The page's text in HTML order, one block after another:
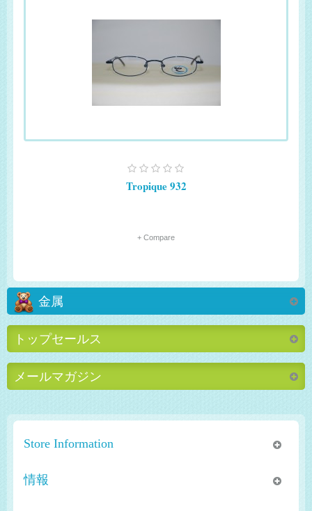
Tropique 932
+ Compare
金属
トップセールス
メールマガジン
Store Information
情報